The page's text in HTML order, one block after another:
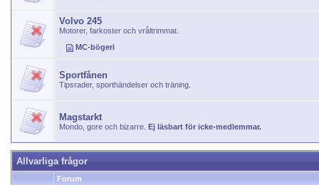
Volvo 245
Motorer, farkoster och vråltrimmat.
MC-bögeri
Sportfånen
Tipsrader, sporthändelser och träning.
Magstarkt
Mondo, gore och bizarre. Ej läsbart för icke-medlemmar.
Allvarliga frågor
Forum